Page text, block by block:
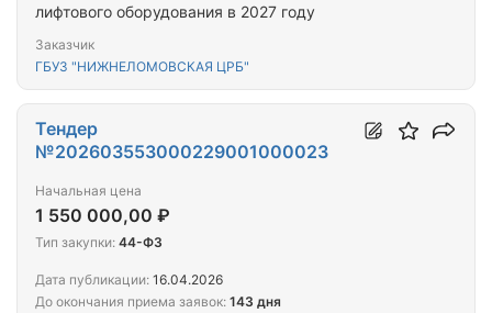
лифтового оборудования в 2027 году
Заказчик
ГБУЗ "НИЖНЕЛОМОВСКАЯ ЦРБ"
Тендер
№202603553000229001000023
Начальная цена
1 550 000,00 ₽
Тип закупки: 44-ФЗ
Дата публикации: 16.04.2026
До окончания приема заявок: 143 дня